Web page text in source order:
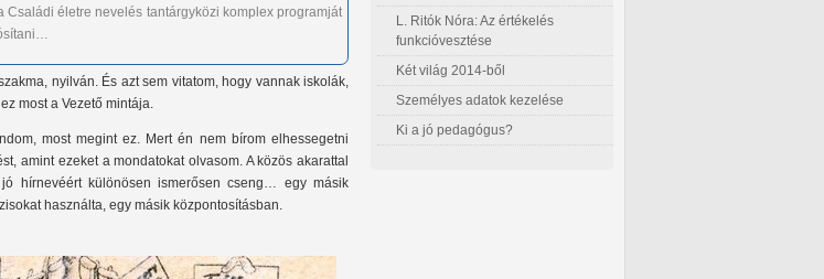
Családi életre nevelés tantárgyközi komplex programját
nyilván. És azt sem vitatom, hogy vannak iskolák,
most a Vezető mintája.
most megint ez. Mert én nem bírom elhessegetni
amint ezeket a mondatokat olvasom. A közös akarattal
hírnevéért különösen ismerősen cseng… egy másik
használta, egy másik központosításban.
L. Ritók Nóra: Az értékelés
funkcióvesztése
Két világ 2014-ből
Személyes adatok kezelése
Ki a jó pedagógus?